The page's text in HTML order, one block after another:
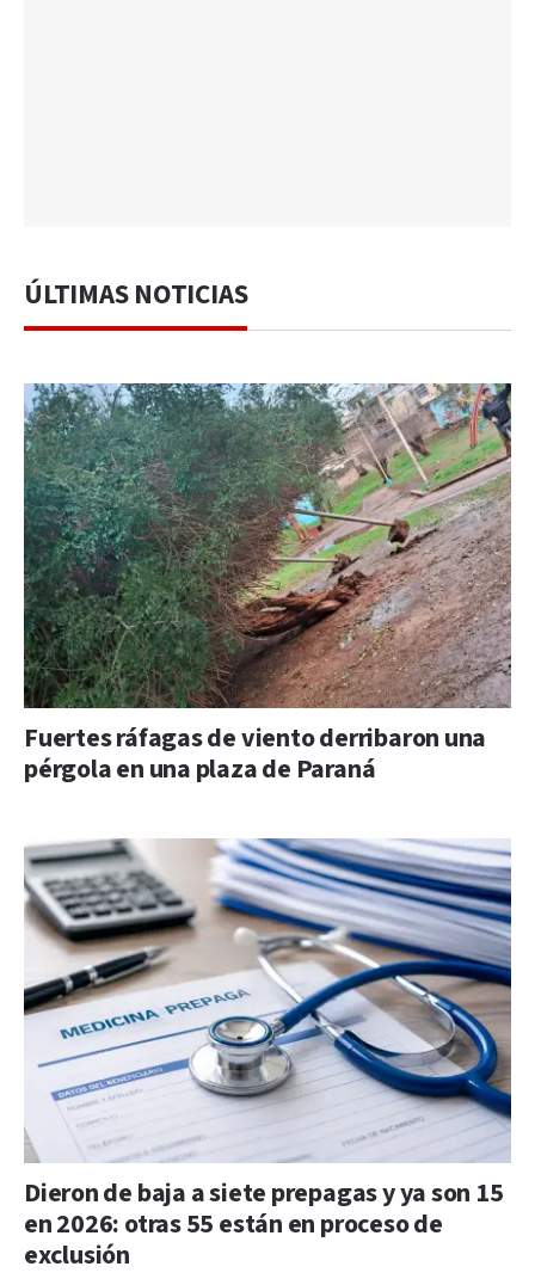
ÚLTIMAS NOTICIAS
Fuertes ráfagas de viento derribaron una
pérgola en una plaza de Paraná
Dieron de baja a siete prepagas y ya son 15
en 2026: otras 55 están en proceso de
exclusión